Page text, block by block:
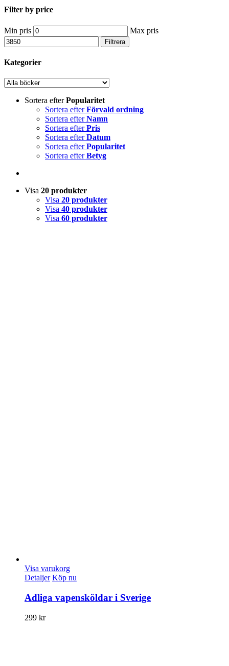
Filter by price
Min pris Max pris
Filtrera
Kategorier
Sortera efterPopularitet
Sortera efterFörvald ordning
Sortera efterNamn
Sortera efterPris
Sortera efterDatum
Sortera efterPopularitet
Sortera efterBetyg
Visa 20 produkter
Visa 20 produkter
Visa 40 produkter
Visa 60 produkter
Visa varukorg
Detaljer Köp nu
Adliga vapensköldar i Sverige
299 kr